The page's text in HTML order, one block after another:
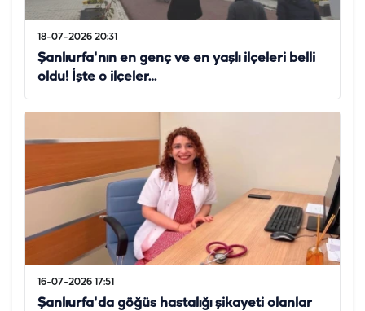
18-07-2026 20:31
Şanlıurfa'nın en genç ve en yaşlı ilçeleri belli
oldu! İşte o ilçeler…
16-07-2026 17:51
Şanlıurfa'da göğüs hastalığı şikayeti olanlar